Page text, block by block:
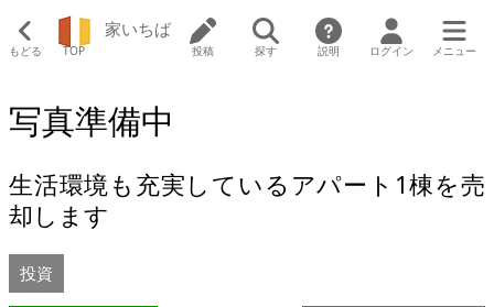
もどる TOP
家いちば
投稿 探す 説明 ログイン メニュー
写真準備中
生活環境も充実しているアパート1棟を売
却します
投資